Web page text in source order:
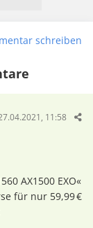
schreiben
11:58
AX1500 EXO«
für nur 59,99 €